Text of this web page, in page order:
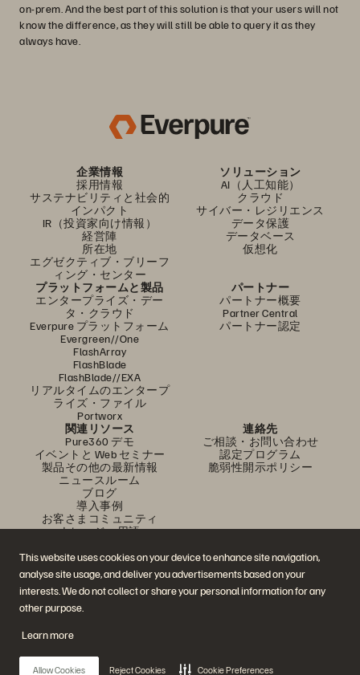
This website uses cookies on your device to enhance site navigation,
analyse site usage, and deliver you advertisements based on your
interests. We do not collect or share your personal information for any
other purpose.
Learn more
Allow Cookies Reject Cookies Cookie Preferences
on-prem. And the best part of this solution is that your users will not
know the difference, as they will still be able to query it as they
always have.
企業情報
採用情報
サステナビリティと社会的
インパクト
IR（投資家向け情報）
経営陣
所在地
エグゼクティブ・ブリーフ
ィング・センター
ソリューション
AI（人工知能）
クラウド
サイバー・レジリエンス
データ保護
データベース
仮想化
プラットフォームと製品
エンタープライズ・デー
タ・クラウド
Everpure プラットフォーム
Evergreen//One
FlashArray
FlashBlade
FlashBlade//EXA
リアルタイムのエンタープ
ライズ・ファイル
Portworx
パートナー
パートナー概要
Partner Central
パートナー認定
関連リソース
Pure360 デモ
イベントと Web セミナー
製品その他の最新情報
ニュースルーム
ブログ
導入事例
お客さまコミュニティ
ナレッジ・用語
連絡先
ご相談・お問い合わせ
認定プログラム
脆弱性開示ポリシー
公式 SNS
是非フォローをお願いします！
© 2026 Everpure, Inc. 無断転用は禁止されています。